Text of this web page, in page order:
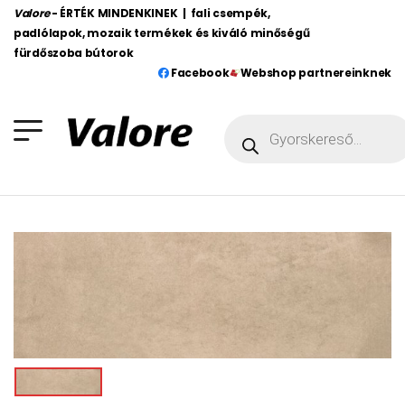
Valore - ÉRTÉK MINDENKINEK | fali csempék,
padlólapok, mozaik termékek és kiváló minőségű
fürdőszoba bútorok
Facebook
Webshop partnereinknek